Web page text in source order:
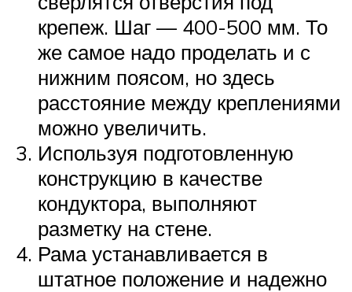
крепеж. Шаг — 400-500 мм. То
же самое надо проделать и с
нижним поясом, но здесь
расстояние между креплениями
можно увеличить.
Используя подготовленную
конструкцию в качестве
кондуктора, выполняют
разметку на стене.
Рама устанавливается в
штатное положение и надежно